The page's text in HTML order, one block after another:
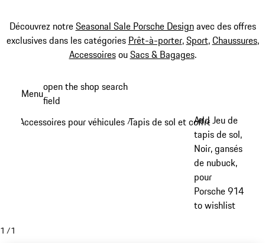
Découvrez notreSeasonal Sale Porsche Designavec des offres
exclusives dans les catégories Prêt-à-porter,Sport,Chaussures,
AccessoiresouSacs & Bagages.
principal
Menuopen the shop search
field
Accessoires pour véhicules /Tapis de sol et coffre à bagages
Add Jeu de
tapis de sol,
Noir, gansés
de nubuck,
pour
Porsche 914
to wishlist
1 /1